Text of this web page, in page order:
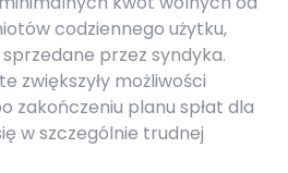
codziennego użytku,
przez syndyka.
zwiększyły możliwości
zakończeniu planu spłat dla
w szczególnie trudnej